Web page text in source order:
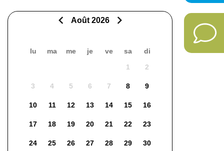
Août 2026
lu ma me je ve sa
di
1
2
3 4 5 6 7 8 9
10 11 12 13 14 15 16
17 18 19 20 21 22 23
24 25 26 27 28 29 30